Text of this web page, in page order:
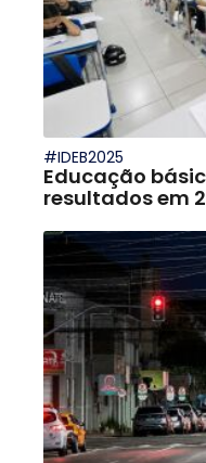
#IDEB2025
Educação
resultados em